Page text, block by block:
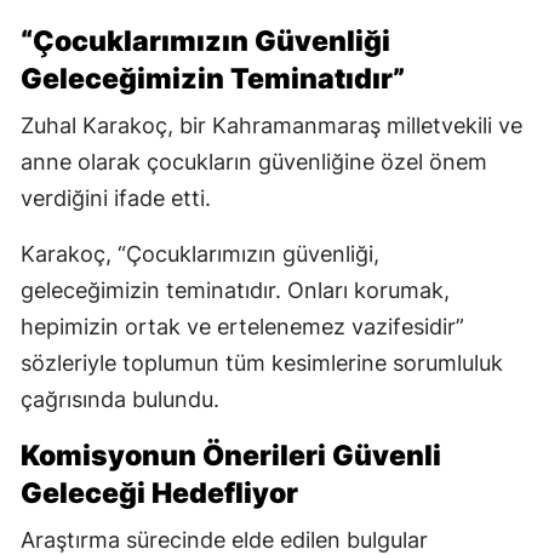
“Çocuklarımızın Güvenliği
Geleceğimizin Teminatıdır”
Zuhal Karakoç, bir Kahramanmaraş milletvekili ve
anne olarak çocukların güvenliğine özel önem
verdiğini ifade etti.
Karakoç, “Çocuklarımızın güvenliği,
geleceğimizin teminatıdır. Onları korumak,
hepimizin ortak ve ertelenemez vazifesidir”
sözleriyle toplumun tüm kesimlerine sorumluluk
çağrısında bulundu.
Komisyonun Önerileri Güvenli
Geleceği Hedefliyor
Araştırma sürecinde elde edilen bulgular